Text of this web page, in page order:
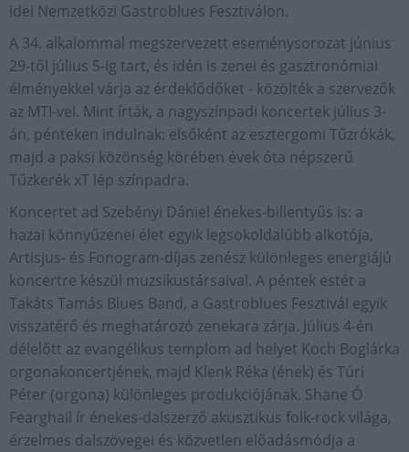
idei Nemzetközi Gastroblues Fesztiválon.
A 34. alkalommal megszervezett eseménysorozat június
29-től július 5-ig tart, és idén is zenei és gasztronómiai
élményekkel várja az érdeklődőket - közölték a szervezők
az MTI-vel. Mint írták, a nagyszínpadi koncertek július 3-
án, pénteken indulnak: elsőként az esztergomi Tűzrókák,
majd a paksi közönség körében évek óta népszerű
Tűzkerék xT lép színpadra.
Koncertet ad Szebényi Dániel énekes-billentyűs is: a
hazai könnyűzenei élet egyik legsokoldalúbb alkotója,
Artisjus- és Fonogram-díjas zenész különleges energiájú
koncertre készül muzsikustársaival. A péntek estét a
Takáts Tamás Blues Band, a Gastroblues Fesztivál egyik
visszatérő és meghatározó zenekara zárja. Július 4-én
délelőtt az evangélikus templom ad helyet Koch Boglárka
orgonakoncertjének, majd Klenk Réka (ének) és Túri
Péter (orgona) különleges produkciójának. Shane Ó
Fearghail ír énekes-dalszerző akusztikus folk-rock világa,
érzelmes dalszövegei és közvetlen előadásmódja a